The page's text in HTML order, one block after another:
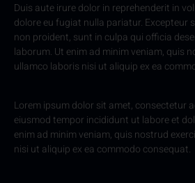
Duis aute irure dolor in reprehenderit in
dolore eu fugiat nulla pariatur. Excepteur
non proident, sunt in culpa qui officia
laborum. Ut enim ad minim veniam, quis
ullamco laboris nisi ut aliquip ex ea
Lorem ipsum dolor sit amet, consectetur
eiusmod tempor incididunt ut labore et
enim ad minim veniam, quis nostrud
nisi ut aliquip ex ea commodo consequat.